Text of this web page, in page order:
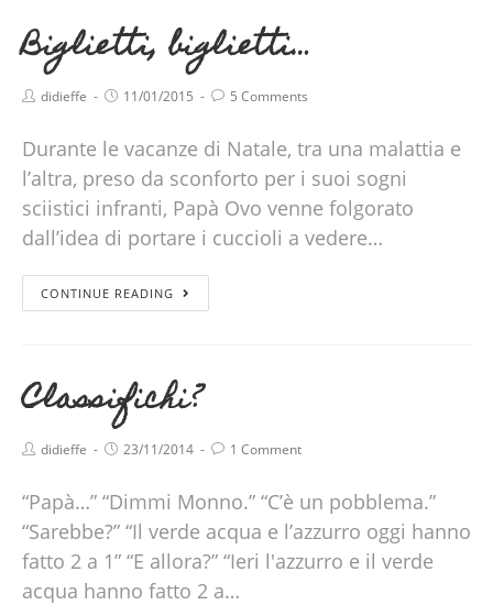
Biglietti, biglietti…
didieffe 11/01/2015 5 Comments
Durante le vacanze di Natale, tra una malattia e
l’altra, preso da sconforto per i suoi sogni
sciistici infranti, Papà Ovo venne folgorato
dall’idea di portare i cuccioli a vedere…
CONTINUE READING
Classifichi?
didieffe 23/11/2014 1 Comment
“Papà…” “Dimmi Monno.” “C’è un pobblema.”
“Sarebbe?” “Il verde acqua e l’azzurro oggi hanno
fatto 2 a 1” “E allora?” “Ieri l'azzurro e il verde
acqua hanno fatto 2 a…